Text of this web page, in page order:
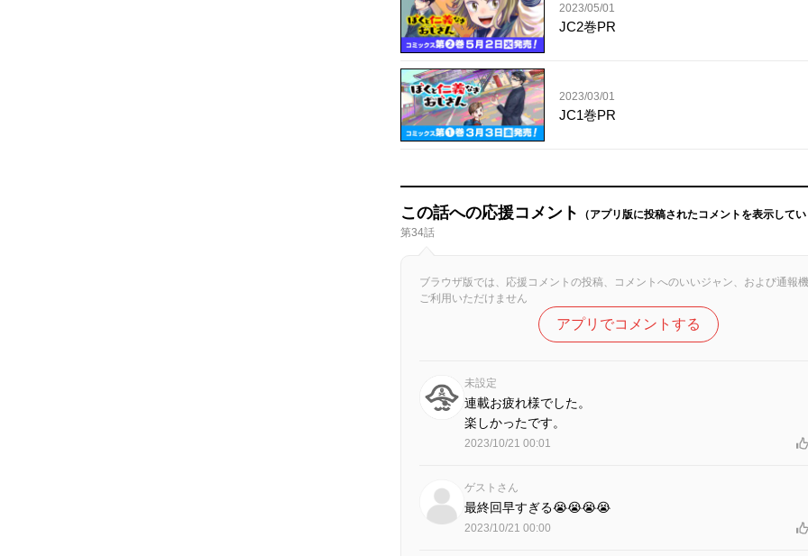
2023/05/01
JC2巻PR
2023/03/01
JC1巻PR
この話への応援コメント
（アプリ版に投稿されたコメントを表示して
第34話
ブラウザ版では、応援コメントの投稿、コメントへのいいジャン、および通報
ご利用いただけません
アプリでコメントする
未設定
連載お疲れ様でした。
楽しかったです。
2023/10/21 00:01
ゲストさん
最終回早すぎる😭😭😭😭
2023/10/21 00:00